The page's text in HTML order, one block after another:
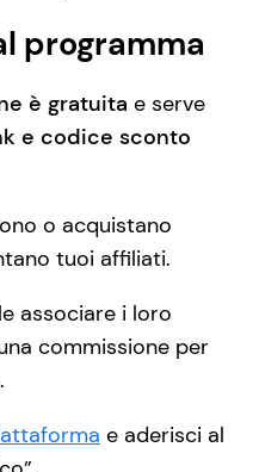
programma
è gratuita e serve
e codice sconto
o acquistano
tuoi affiliati.
associare i loro
commissione per
e aderisci al